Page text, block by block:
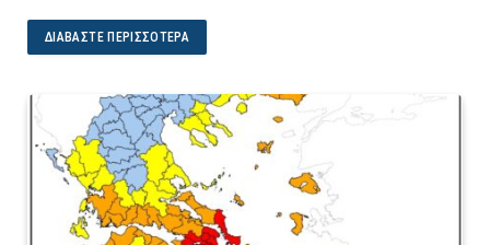
ΔΙΑΒΆΣΤΕ ΠΕΡΙΣΣΌΤΕΡΑ